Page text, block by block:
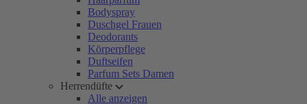
Bodyspray
Duschgel Frauen
Deodorants
Körperpflege
Duftseifen
Parfum Sets Damen
Herrendüfte
Alle anzeigen